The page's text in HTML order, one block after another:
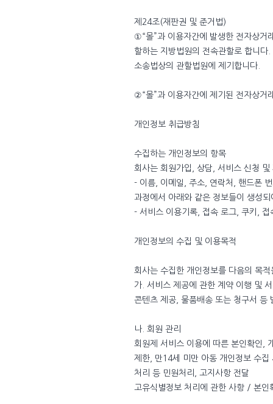
제24조(재판권 및 준거법)
①“몰”과 이용자간에 발생한 전자상거
할하는 지방법원의 전속관할로 합니
소송법상의 관할법원에 제기합니다.
②“몰”과 이용자간에 제기된 전자상거
개인정보 취급방침
수집하는 개인정보의 항목
회사는 회원가입, 상담, 서비스 신청
- 이름, 이메일, 주소, 연락처, 핸드폰
과정에서 아래와 같은 정보들이 생성
- 서비스 이용기록, 접속 로그, 쿠키,
개인정보의 수집 및 이용목적
회사는 수집한 개인정보를 다음의 목
가. 서비스 제공에 관한 계약 이행 및
콘텐츠 제공, 물품배송 또는 청구서 등
나. 회원 관리
회원제 서비스 이용에 따른 본인확인,
제한, 만14세 미만 아동 개인정보 수
처리 등 민원처리, 고지사항 전달
고유식별정보 처리에 관한 사항 / 본인